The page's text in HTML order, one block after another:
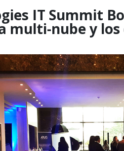
IT Summit
multi-nube y